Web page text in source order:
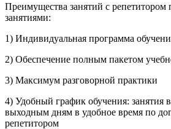
Преимущества занятий с
занятиями:
1) Индивидуальная программа
2) Обеспечение полным пакетом
3) Максимум разговорной практики
4) Удобный график обучения: занятия
выходным дням в удобное время по
репетитором